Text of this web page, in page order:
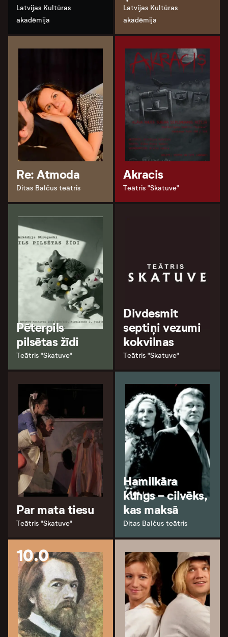
Latvijas Kultūras
akadēmija
Latvijas Kultūras
akadēmija
Re: Atmoda
Ditas Balčus teātris
Akracis
Teātris "Skatuve"
Pēterpils
pilsētas žīdi
Teātris "Skatuve"
Divdesmit
septiņi vezumi
kokvilnas
Teātris "Skatuve"
Par mata tiesu
Teātris "Skatuve"
Hamilkāra
kungs - cilvēks,
kas maksā
Ditas Balčus teātris
10.0